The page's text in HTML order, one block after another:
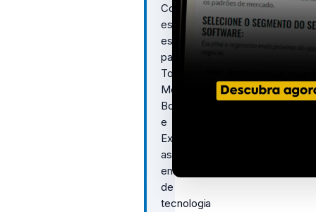
Com
estratégias
específicas
para
ToFu,
MoFu,
BoFu
e
Expansion,
as
empresas
de
tecnologia